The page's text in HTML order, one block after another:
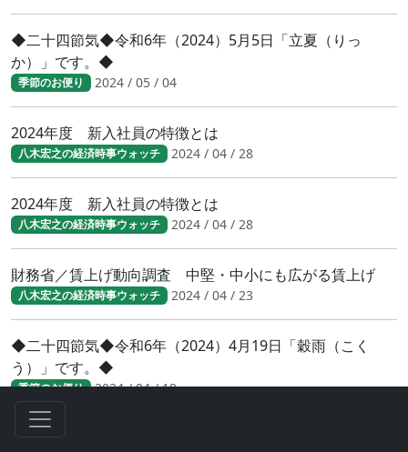
◆二十四節気◆令和6年（2024）5月5日「立夏（りっ
か）」です。◆
季節のお便り 2024 / 05 / 04
2024年度 新入社員の特徴とは
八木宏之の経済時事ウォッチ 2024 / 04 / 28
2024年度 新入社員の特徴とは
八木宏之の経済時事ウォッチ 2024 / 04 / 28
財務省／賃上げ動向調査 中堅・中小にも広がる賃上げ
八木宏之の経済時事ウォッチ 2024 / 04 / 23
◆二十四節気◆令和6年（2024）4月19日「穀雨（こく
う）」です。◆
季節のお便り 2024 / 04 / 19